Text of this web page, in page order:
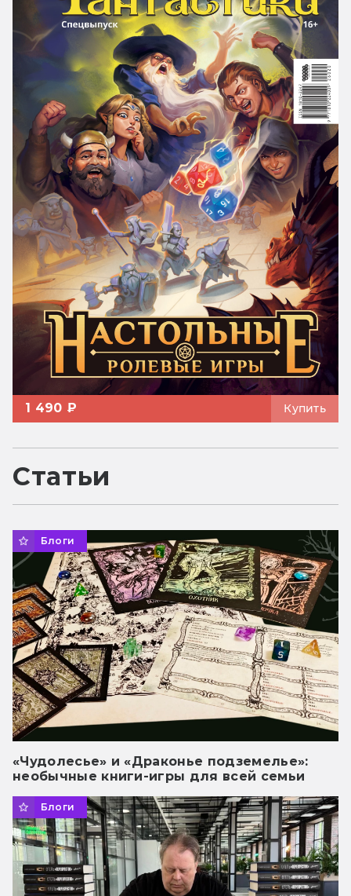
1 490 ₽ Купить
Статьи
Блоги
«Чудолесье» и «Драконье подземелье»:
необычные книги-игры для всей семьи
Блоги